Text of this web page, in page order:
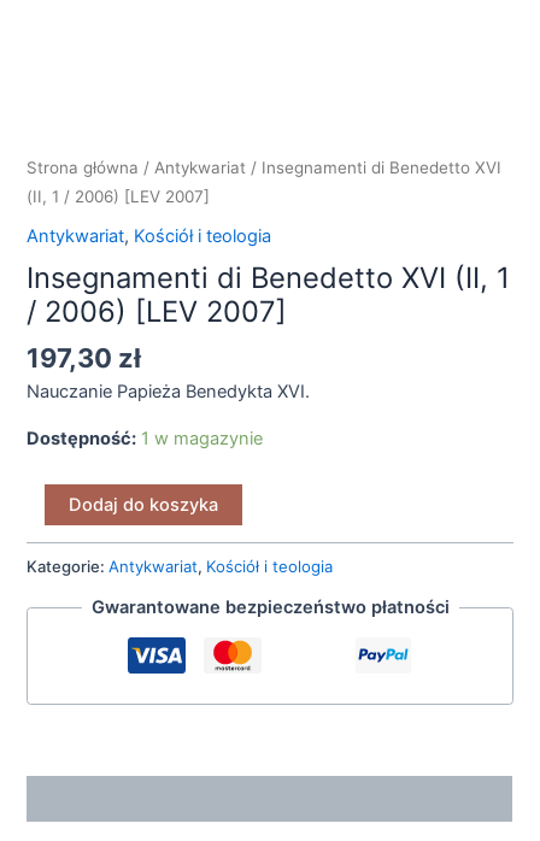
Strona główna / Antykwariat / Insegnamenti di Benedetto XVI
(II, 1 / 2006) [LEV 2007]
Antykwariat, Kościół i teologia
Insegnamenti di Benedetto XVI (II, 1
/ 2006) [LEV 2007]
197,30 zł
Nauczanie Papieża Benedykta XVI.
Dostępność: 1 w magazynie
[LEV
2007]
Dodaj do koszyka
Kategorie:Antykwariat, Kościół i teologia
Gwarantowane bezpieczeństwo płatności